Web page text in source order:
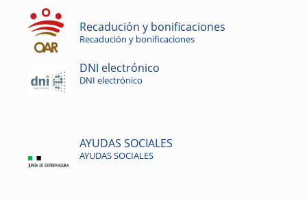
Recadución y bonificaciones
Recadución y bonificaciones
DNI electrónico
DNI electrónico
AYUDAS SOCIALES
AYUDAS SOCIALES